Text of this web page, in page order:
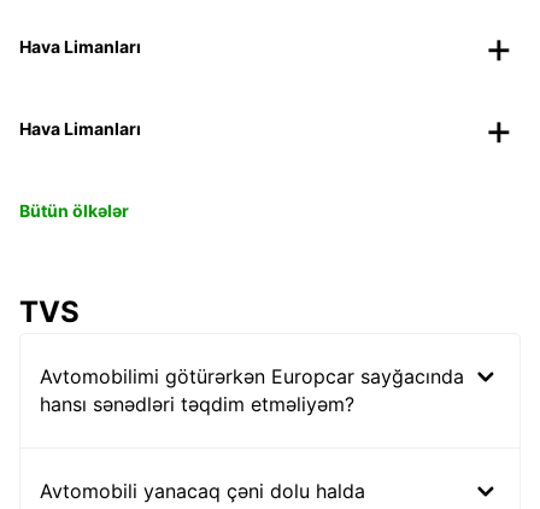
Hava Limanları
Hava Limanları
Bütün ölkələr
TVS
Avtomobilimi götürərkən Europcar sayğacında
hansı sənədləri təqdim etməliyəm?
Avtomobili yanacaq çəni dolu halda